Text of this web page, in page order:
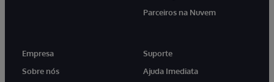
Parceiros na Nuvem
Empresa
Sobre nós
Suporte
Ajuda Imediata